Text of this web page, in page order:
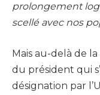
prolongement
scellé avec nos
Mais au-delà de
du président qui
désignation par